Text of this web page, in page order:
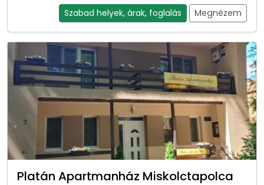
Szabad helyek, árak, foglalás Megnézem
Platán Apartmanház Miskolctapolca